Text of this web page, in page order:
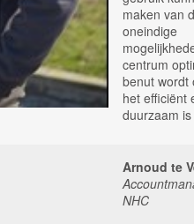
maken van
oneindige
centrum
benut wordt
het efficiënt
duurzaam
Arnoud te
NHC